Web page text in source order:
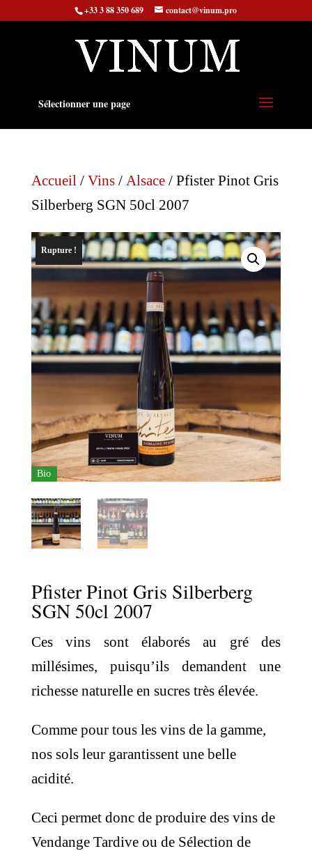
+33 3 88 350 689 contact@vinum.pro
Sélectionner une page
Accueil/ Vins/ Alsace/ Pfister Pinot Gris
Silberberg SGN 50cl 2007
Bio
Rupture !
Pfister Pinot Gris Silberberg
SGN 50cl 2007
Ces vins sont élaborés au gré des
millésimes, puisqu’ils demandent une
richesse naturelle en sucres très élevée.
Comme pour tous les vins de la gamme,
nos sols leur garantissent une belle
acidité.
Ceci permet donc de produire des vins de
Vendange Tardive ou de Sélection de